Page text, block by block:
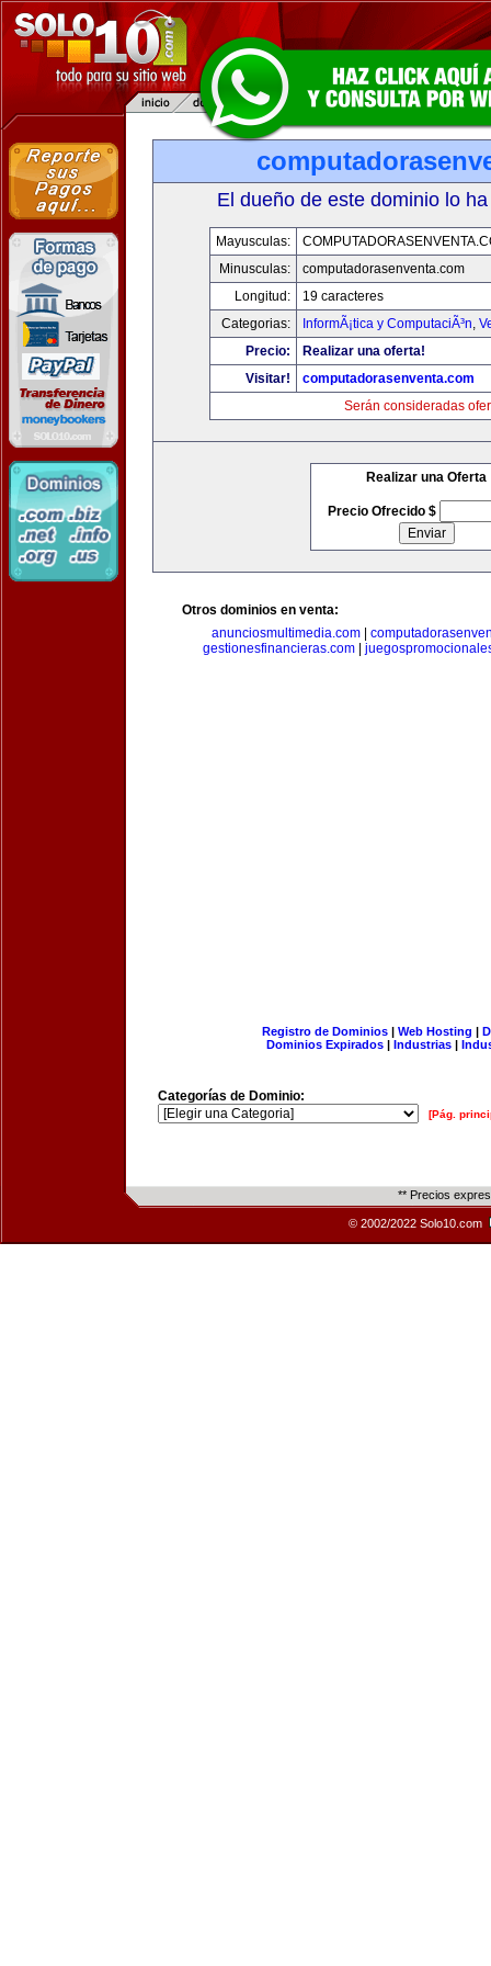
El dueño de este dominio lo
Mayusculas:
Minusculas:
computadorasenventa.com
Longitud:
19 caracteres
Categorias:
InformÃ¡tica y ComputaciÃ³n,
Precio:
Realizar una oferta!
Visitar!
computadorasenventa.com
Serán consideradas
Realizar una Oferta
Precio Ofrecido $
Otros dominios en venta:
anunciosmultimedia.com
gestionesfinancieras.com
Registro de Dominios| Web Hosting |
Dominios Expirados | Industrias |
Categorías de Dominio:
[Pág.
** Precios
© 2002/2022 Solo10.com